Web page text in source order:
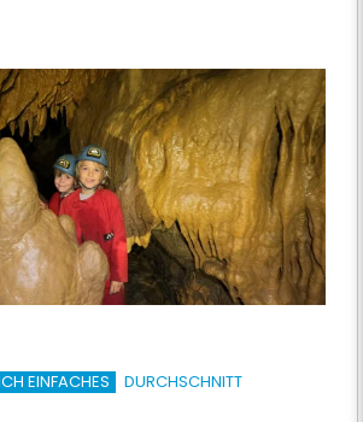
EINFACHES
DURCHSCHNITT